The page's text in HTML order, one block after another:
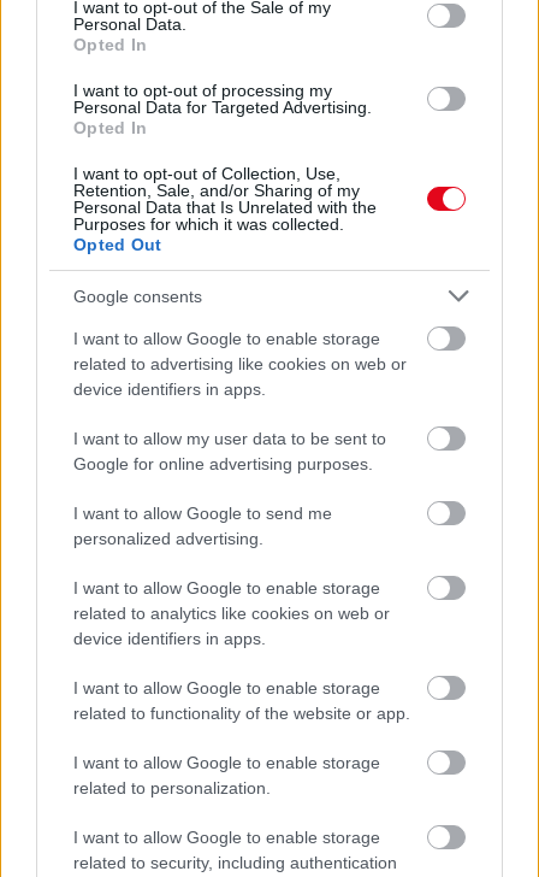
I want to opt-out of the Sale of my
Personal Data.
Opted In
I want to opt-out of processing my
Personal Data for Targeted Advertising.
Opted In
I want to opt-out of Collection, Use,
Retention, Sale, and/or Sharing of my
Personal Data that Is Unrelated with the
Purposes for which it was collected.
Opted Out
Google consents
I want to allow Google to enable storage
related to advertising like cookies on web or
device identifiers in apps.
I want to allow my user data to be sent to
Google for online advertising purposes.
I want to allow Google to send me
personalized advertising.
I want to allow Google to enable storage
related to analytics like cookies on web or
device identifiers in apps.
I want to allow Google to enable storage
related to functionality of the website or app.
I want to allow Google to enable storage
related to personalization.
I want to allow Google to enable storage
related to security, including authentication
Egyre több embernél jelentkezik ez a hiányállapot – az
első jelek szinte észrevehetetlenek
Ha ezt érzed evés után, a szervezeted fontos dologra
próbál figyelmeztetni